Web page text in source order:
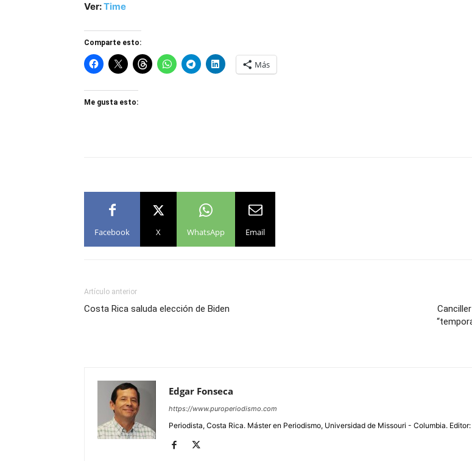
Ver:Time
Comparte esto:
Más
Me gusta esto:
Facebook X WhatsApp Email
Artículo anterior
Costa Rica saluda elección de Biden
Edgar Fonseca
https://www.puroperiodismo.com
Periodista, Costa Rica. Máster en Periodismo, Universidad de Missouri - Columbia.